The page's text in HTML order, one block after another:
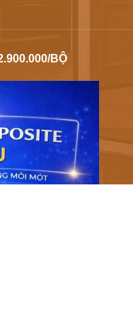
BỘ